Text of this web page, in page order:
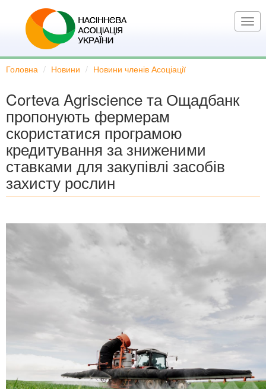
основного
Головна Новини Новини членів Асоціації
Corteva Agriscience та Ощадбанк
пропонують фермерам
скористатися програмою
кредитування за зниженими
ставками для закупівлі засобів
захисту рослин